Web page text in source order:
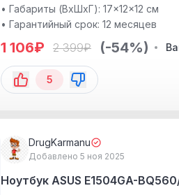
• Габариты (ВхШхГ): 17x12x12 см
• Гарантийный срок: 12 месяцев
1 106₽ 2 399₽ (-54%)
5
DrugKarmanu
Добавлено 5 ноя 2025
Ноутбук ASUS E1504GA-